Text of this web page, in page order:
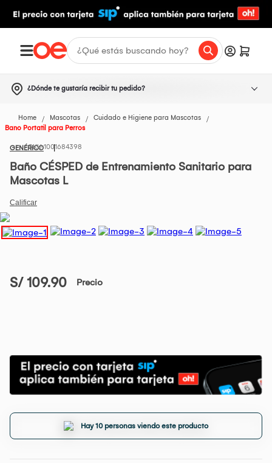
¿Dónde te gustaría recibir tu pedido?
Home Mascotas
Cuidado e Higiene para Mascotas
Bano Portatil para Perros
GENÉRICO1001684398
Baño CÉSPED de Entrenamiento Sanitario para
Mascotas L
S/ 109.90 Precio
Hay 10 personas viendo este producto